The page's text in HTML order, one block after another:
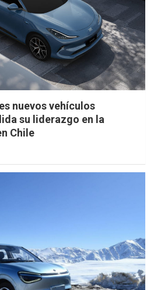
nuevos vehículos
su liderazgo en la
Chile